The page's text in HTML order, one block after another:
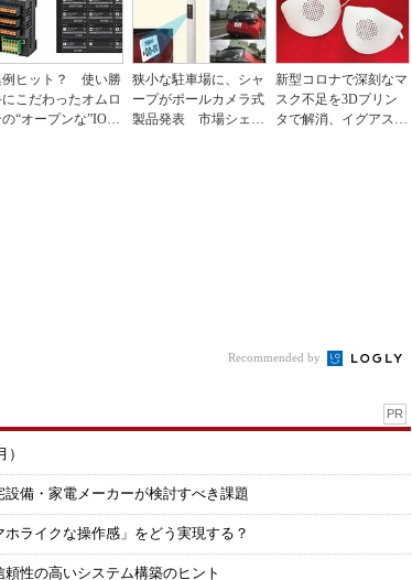
例ヒット？ 使い勝
こだわったオムロ
の“オープンな”IO-L
狭小な駐車場に、シャ
ープがポールカメラ式
製品発表 市場シェア
新型コロナで深刻なマ
スク不足を3Dプリン
タで解消、イグアスが
Recommended by
PR
備・家電メーカーが検討すべき課題
ライクな操作感」をどう実現する？
性の高いシステム構築のヒント